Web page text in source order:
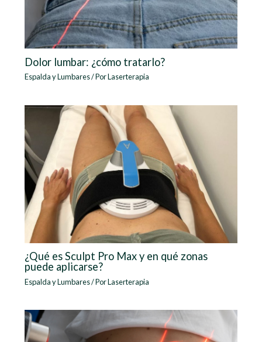
Dolor lumbar: ¿cómo tratarlo?
Espalda y Lumbares/ PorLaserterapia
¿Qué es Sculpt Pro Max y en qué zonas
puede aplicarse?
Espalda y Lumbares/ PorLaserterapia